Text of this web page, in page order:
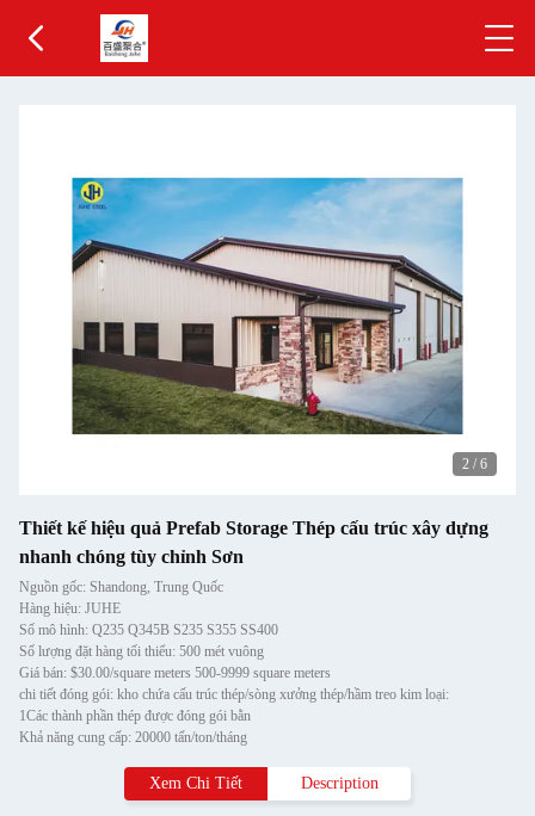
2 / 6
Thiết kế hiệu quả Prefab Storage Thép cấu trúc xây dựng
nhanh chóng tùy chỉnh Sơn
Nguồn gốc: Shandong, Trung Quốc
Hàng hiệu: JUHE
Số mô hình: Q235 Q345B S235 S355 SS400
Số lượng đặt hàng tối thiểu: 500 mét vuông
Giá bán: $30.00/square meters 500-9999 square meters
chi tiết đóng gói: kho chứa cấu trúc thép/sòng xưởng thép/hầm treo kim loại:
1Các thành phần thép được đóng gói bằn
Khả năng cung cấp: 20000 tấn/ton/tháng
Xem Chi Tiết Description